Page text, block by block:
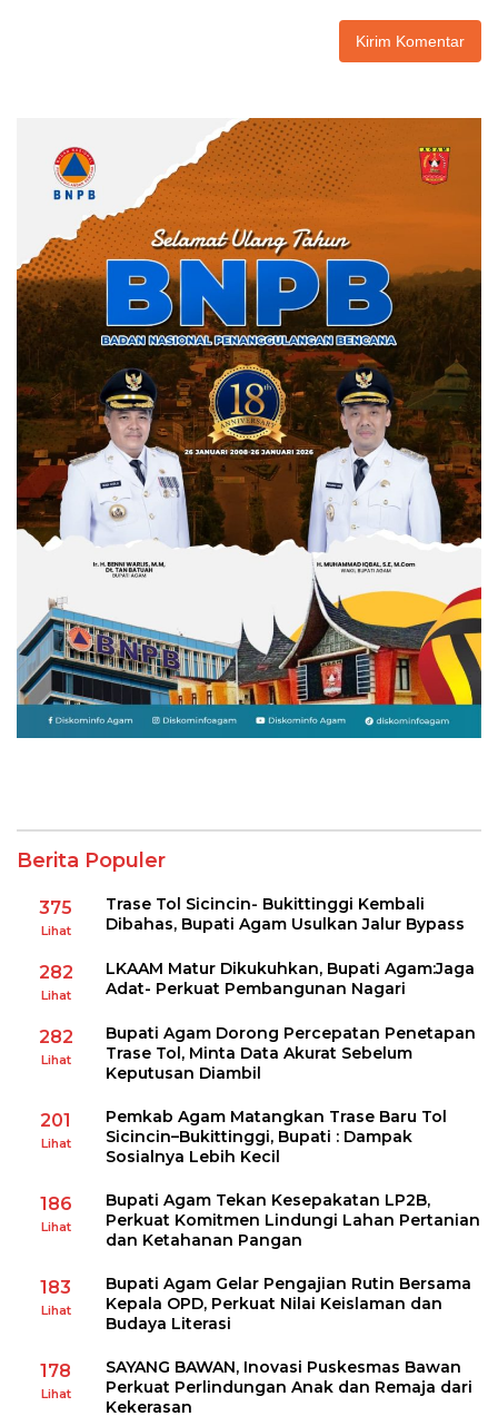
Berita Populer
375
Lihat
Trase Tol Sicincin- Bukittinggi Kembali
Dibahas, Bupati Agam Usulkan Jalur Bypass
282
Lihat
LKAAM Matur Dikukuhkan, Bupati Agam:Jaga
Adat- Perkuat Pembangunan Nagari
282
Lihat
Bupati Agam Dorong Percepatan Penetapan
Trase Tol, Minta Data Akurat Sebelum
Keputusan Diambil
201
Lihat
Pemkab Agam Matangkan Trase Baru Tol
Sicincin–Bukittinggi, Bupati : Dampak
Sosialnya Lebih Kecil
186
Lihat
Bupati Agam Tekan Kesepakatan LP2B,
Perkuat Komitmen Lindungi Lahan Pertanian
dan Ketahanan Pangan
183
Lihat
Bupati Agam Gelar Pengajian Rutin Bersama
Kepala OPD, Perkuat Nilai Keislaman dan
Budaya Literasi
178
Lihat
SAYANG BAWAN, Inovasi Puskesmas Bawan
Perkuat Perlindungan Anak dan Remaja dari
Kekerasan